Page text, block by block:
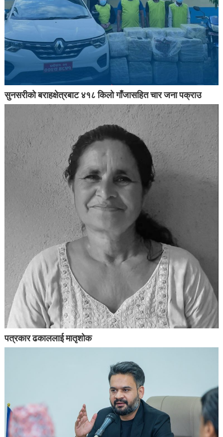
सुनसरीको बराहक्षेत्रबाट ४१८ किलो गाँजासहित चार जना पक्राउ
पत्रकार ढकाललाई मातृशोक